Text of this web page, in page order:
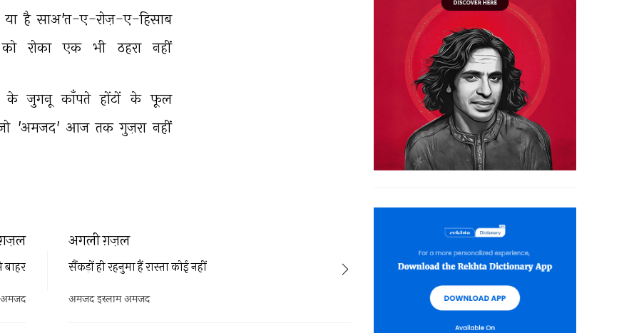
या है साअ'त-ए-रोज़-ए-हिसाब
को रोका एक भी ठहरा नहीं
के जुगनू काँपते होंटों के फूल
'अमजद' आज तक गुज़रा नहीं
अगली ग़ज़ल
सैंकड़ों ही रहनुमा हैं रास्ता कोई नहीं
अमजद इस्लाम अमजद